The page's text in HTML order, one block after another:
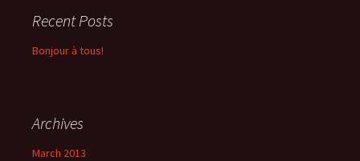
Recent Posts
Bonjour à tous!
Archives
March 2013